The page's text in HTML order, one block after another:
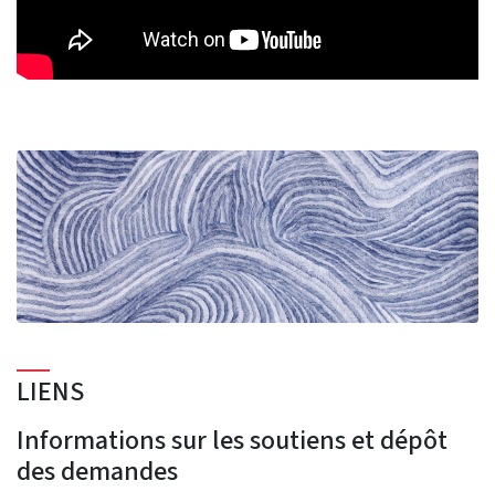
LIENS
Informations sur les soutiens et dépôt
des demandes